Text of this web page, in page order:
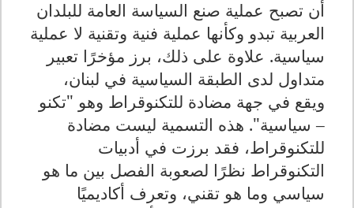
أن تصبح عملية صنع السياسة العامة للبلدان
العربية تبدو وكأنها عملية فنية وتقنية لا عملية
سياسية. علاوة على ذلك، برز مؤخرًا تعبير
متداول لدى الطبقة السياسية في لبنان،
ويقع في جهة مضادة للتكنوقراط وهو "تكنو
– سياسية". هذه التسمية ليست مضادة
للتكنوقراط، فقد برزت في أدبيات
التكنوقراط نظرًا لصعوبة الفصل بين ما هو
سياسي وما هو تقني، وتعرف أكاديميًا